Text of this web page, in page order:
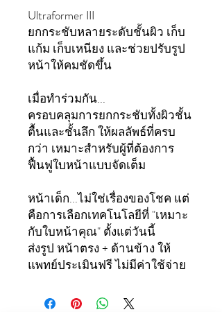
Ultraformer III
ยกกระชับหลายระดับชั้นผิว เก็บ
แก้ม เก็บเหนียง และช่วยปรับรูป
หน้าให้คมชัดขึ้น
เมื่อทำร่วมกัน...
ครอบคลุมการยกกระชับทั้งผิวชั้น
ตื้นและชั้นลึก ให้ผลลัพธ์ที่ครบ
กว่า เหมาะสำหรับผู้ที่ต้องการ
ฟื้นฟูใบหน้าแบบจัดเต็ม
หน้าเด็ก...ไม่ใช่เรื่องของโชค แต่
คือการเลือกเทคโนโลยีที่ "เหมาะ
กับใบหน้าคุณ" ตั้งแต่วันนี้
ส่งรูป หน้าตรง + ด้านข้าง ให้
แพทย์ประเมินฟรี ไม่มีค่าใช้จ่าย